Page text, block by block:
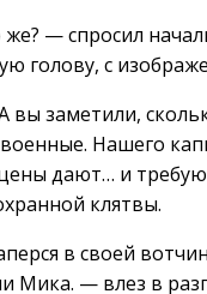
— спросил
голову, с
вы заметили,
Нашего
дают… и
клятвы.
в своей
Мика. — влез в